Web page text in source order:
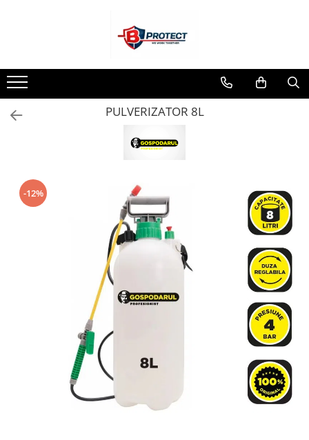
Atomizoare si pulverizatoare
Atomizoare
Pulverizatoare
Aspiratoare , suflante si tocatoare
Masini spalat cu presiune
Echipamente medicale
Echipamente PSI
Generatoare si unelte pentru
PULVERIZATOR 8L
-12%